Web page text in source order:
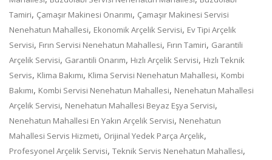
Tamiri, Çamaşır Makinesi Onarımı, Çamaşır Makinesi Servisi
Nenehatun Mahallesi, Ekonomik Arçelik Servisi, Ev Tipi Arçelik
Servisi, Fırın Servisi Nenehatun Mahallesi, Fırın Tamiri, Garantili
Arçelik Servisi, Garantili Onarım, Hızlı Arçelik Servisi, Hızlı Teknik
Servis, Klima Bakımı, Klima Servisi Nenehatun Mahallesi, Kombi
Bakımı, Kombi Servisi Nenehatun Mahallesi, Nenehatun Mahallesi
Arçelik Servisi, Nenehatun Mahallesi Beyaz Eşya Servisi,
Nenehatun Mahallesi En Yakın Arçelik Servisi, Nenehatun
Mahallesi Servis Hizmeti, Orijinal Yedek Parça Arçelik,
Profesyonel Arçelik Servisi, Teknik Servis Nenehatun Mahallesi,